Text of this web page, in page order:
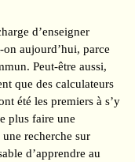
d’enseigner
aujourd’hui, parce
Peut-être aussi,
que des calculateurs
été les premiers à s’y
plus faire une
recherche sur
d’apprendre au